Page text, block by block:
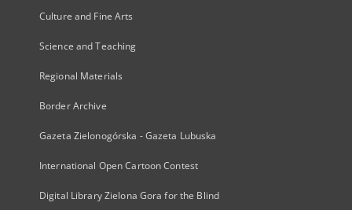
Culture and Fine Arts
Science and Teaching
Regional Materials
Border Archive
Gazeta Zielonogórska - Gazeta Lubuska
International Open Cartoon Contest
Digital Library Zielona Gora for the Blind